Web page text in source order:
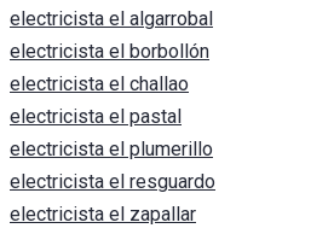
electricista el algarrobal
electricista el borbollón
electricista el challao
electricista el pastal
electricista el plumerillo
electricista el resguardo
electricista el zapallar